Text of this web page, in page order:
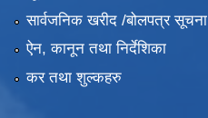
सार्वजनिक खरीद /बोलपत्र सूचना
ऐन, कानून तथा निर्देशिका
कर तथा शुल्कहरु